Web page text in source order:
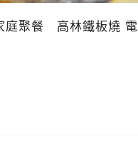
庭聚餐 高林鐵板燒 電